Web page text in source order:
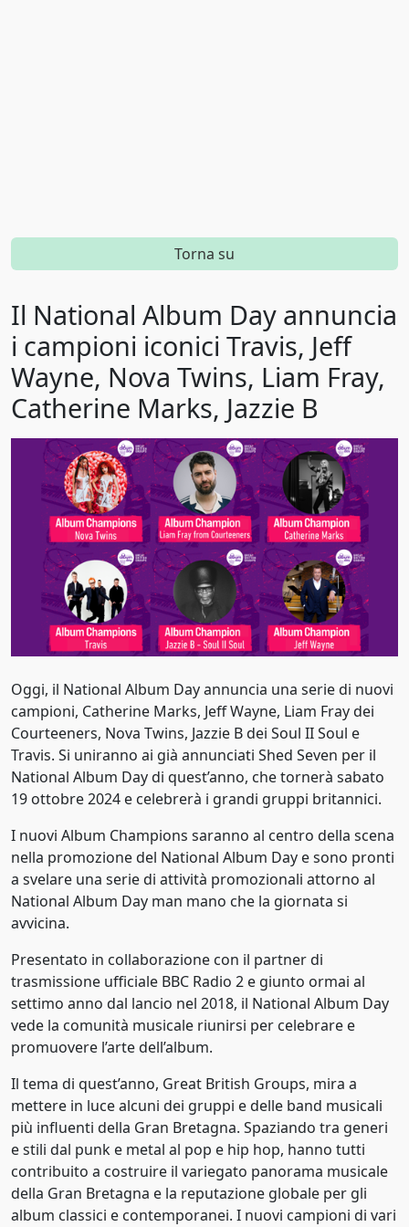
Nu metal
Operatic pop
Outlaw country
Pop
Pop alternativo
Pop barocco
Pop rap
Pop rock
Pop soul
Progressive rock
Punk rock
R&B
R&B/soul
Rapper
Reggaeton
Rock
Rock alternativo
Rock alternativo
Rock gotico
Roots rock
Soul
Soul bianco
Soul blues
Synth pop
Synth pop
1964
1966
1967
1968
1970
1971
1972
1973
1974
1975
1976
1977
1978
1979
1980
1981
1982
1983
1984
1985
1987
1988
1989
1990
Torna su
Il National Album Day annuncia
i campioni iconici Travis, Jeff
Wayne, Nova Twins, Liam Fray,
Catherine Marks, Jazzie B
Oggi, il National Album Day annuncia una serie di nuovi
campioni, Catherine Marks, Jeff Wayne, Liam Fray dei
Courteeners, Nova Twins, Jazzie B dei Soul II Soul e
Travis. Si uniranno ai già annunciati Shed Seven per il
National Album Day di quest’anno, che tornerà sabato
19 ottobre 2024 e celebrerà i grandi gruppi britannici.
I nuovi Album Champions saranno al centro della scena
nella promozione del National Album Day e sono pronti
a svelare una serie di attività promozionali attorno al
National Album Day man mano che la giornata si
avvicina.
Presentato in collaborazione con il partner di
trasmissione ufficiale BBC Radio 2 e giunto ormai al
settimo anno dal lancio nel 2018, il National Album Day
vede la comunità musicale riunirsi per celebrare e
promuovere l’arte dell’album.
Il tema di quest’anno, Great British Groups, mira a
mettere in luce alcuni dei gruppi e delle band musicali
più influenti della Gran Bretagna. Spaziando tra generi
e stili dal punk e metal al pop e hip hop, hanno tutti
contribuito a costruire il variegato panorama musicale
della Gran Bretagna e la reputazione globale per gli
album classici e contemporanei. I nuovi campioni di vari